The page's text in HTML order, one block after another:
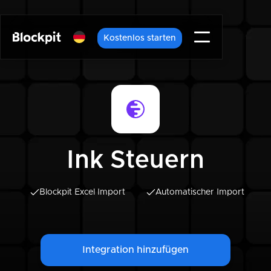
Kostenlos starten
Ink Steuern
Blockpit Excel Import Automatischer Import
Integration hinzufügen